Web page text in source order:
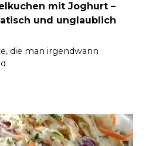
mit Joghurt –
und unglaublich
die man irgendwann